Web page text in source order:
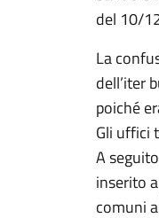
del 10/
La
dell’iter
poiché
Gli uffici
A
inserito
comuni